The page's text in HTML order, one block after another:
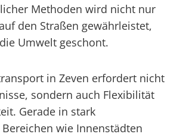
Methoden wird nicht nur
den Straßen gewährleistet,
Umwelt geschont.
in Zeven erfordert nicht
sondern auch Flexibilität
Gerade in stark
wie Innenstädten